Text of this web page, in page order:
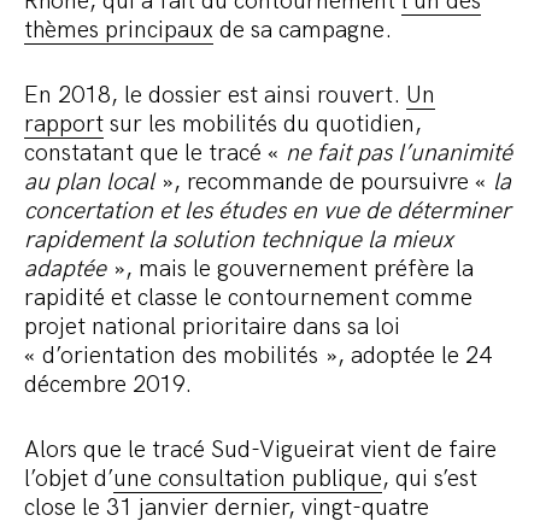
thèmes principaux de sa campagne.
En 2018, le dossier est ainsi rouvert. Un
rapport sur les mobilités du quotidien,
constatant que le tracé « ne fait pas l’unanimité
au plan local», recommande de poursuivre « la
concertation et les études en vue de déterminer
rapidement la solution technique la mieux
adaptée», mais le gouvernement préfère la
rapidité et classe le contournement comme
projet national prioritaire dans sa loi
« d’orientation des mobilités », adoptée le 24
décembre 2019.
Alors que le tracé Sud-Vigueirat vient de faire
l’objet d’une consultation publique, qui s’est
close le 31 janvier dernier, vingt-quatre